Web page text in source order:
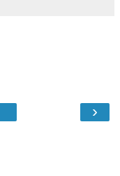
›